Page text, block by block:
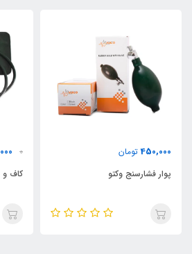
450,000 تومان
پوار فشارسنج وکتو
0
کاف و